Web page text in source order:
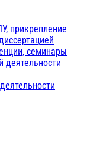
прикрепление
семинары
деятельности